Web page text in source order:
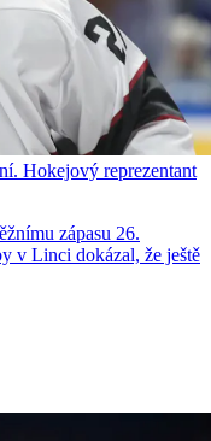
Hokejový reprezentant
zápasu 26.
v Linci dokázal, že ještě